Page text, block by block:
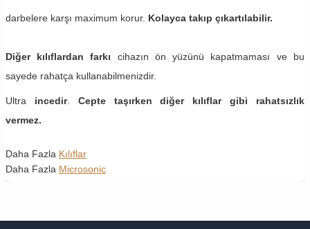
darbelere karşı maximum korur. Kolayca takıp çıkartılabilir.
Diğer kılıflardan farkı cihazın ön yüzünü kapatmaması ve bu
sayede rahatça kullanabilmenizdir.
Ultra incedir. Cepte taşırken diğer kılıflar gibi rahatsızlık
vermez.
Daha Fazla Kılıflar
Daha Fazla Microsonic